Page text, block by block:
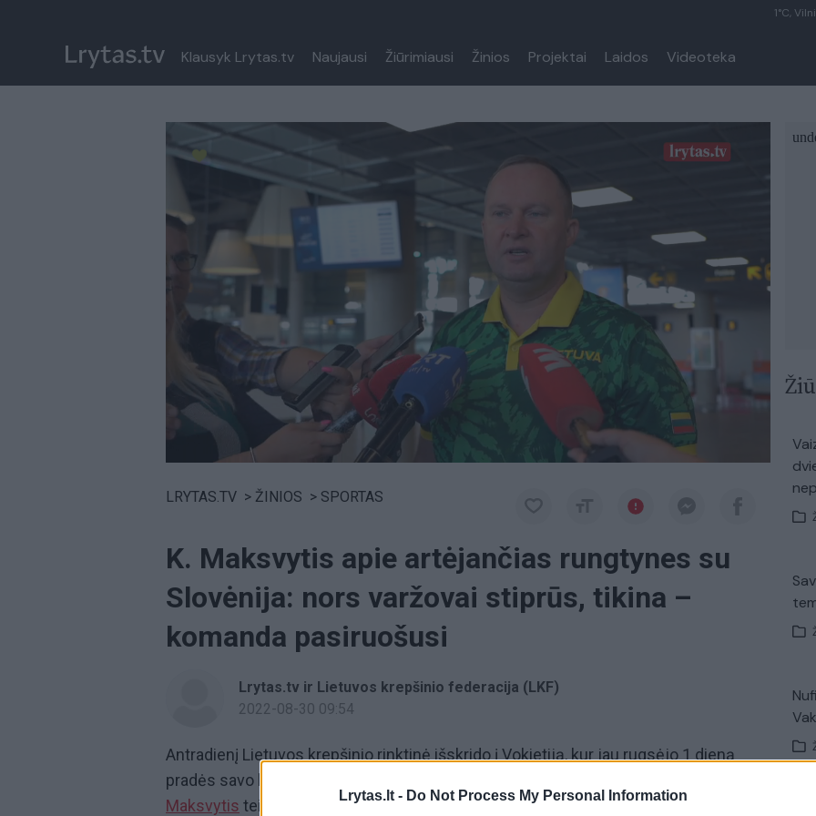
Lrytas.lt - Do Not Process My Personal Information
1°C,
Klausyk Lrytas.tv Naujausi Žiūrimiausi Žinios Projektai Laidos Videoteka
LRYTAS.TV > ŽINIOS > SPORTAS
K. Maksvytis apie artėjančias rungtynes su
Slovėnija: nors varžovai stiprūs, tikina –
komanda pasiruošusi
Lrytas.tv ir Lietuvos krepšinio federacija (LKF)
2022-08-30 09:54
Antradienį Lietuvos krepšinio rinktinė išskrido į Vokietiją, kur jau rugsėjo 1 dieną
pradės savo kelionę Europos čempionate. Tačiau komandos treneris
Maksvytis teigia, kad Lietuvą jis palieka dvejopų nuotaikų.